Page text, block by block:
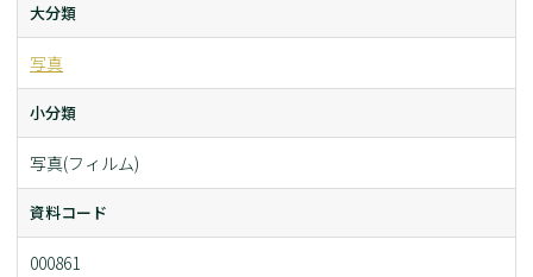
大分類
写真
小分類
写真(フィルム)
資料コード
000861